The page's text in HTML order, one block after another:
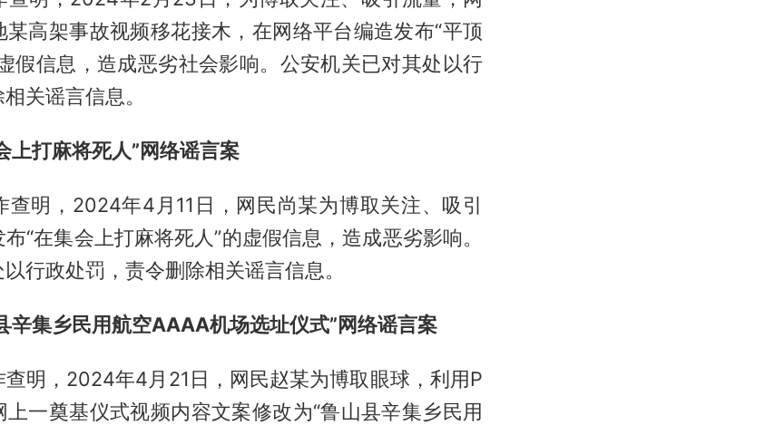
某高架事故视频移花接木，在网络平台编造发布“平顶
假信息，造成恶劣社会影响。公安机关已对其处以行
关谣言信息。
上打麻将死人”网络谣言案
查明，2024年4月11日，网民尚某为博取关注、吸引
“在集会上打麻将死人”的虚假信息，造成恶劣影响。
行政处罚，责令删除相关谣言信息。
辛集乡民用航空AAAA机场选址仪式”网络谣言案
明，2024年4月21日，网民赵某为博取眼球，利用P
上一奠基仪式视频内容文案修改为“鲁山县辛集乡民用